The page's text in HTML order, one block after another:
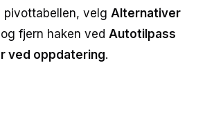
pivottabellen, velg Alternativer
fjern haken ved Autotilpass
ved oppdatering.